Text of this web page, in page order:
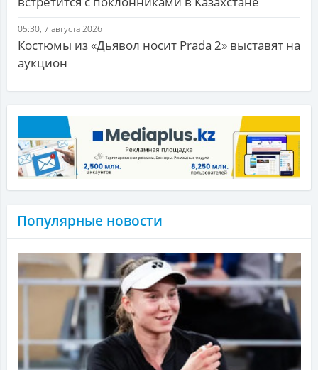
05:30, 7 августа 2026
Костюмы из «Дьявол носит Prada 2» выставят на
аукцион
Популярные новости